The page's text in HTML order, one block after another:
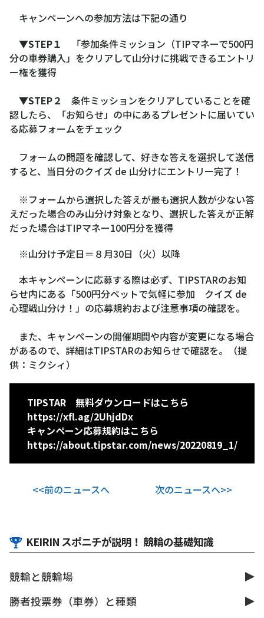
キャンペーンへの参加方法は下記の通り
▼STEP１
「参加条件ミッション（TIPマネーで500円
分の車券購入」をクリアして山分けに挑戦できるエントリ
ー権を獲得
▼STEP２
条件ミッションをクリアしていることを確
認したら、「お知らせ」の中にあるプレゼントに届いてい
る応募フォームをチェック
フォームの問題を確認して、好きな答えを選択して送信
すると、当日分のクイズ de 山分けにエントリー完了！
※フォームから選択した答えが最も選択人数が少ない答
えだった場合のみ山分け対象となり、選択した答えが正解
だった場合はTIPマネー100円分を獲得
※山分け予定日＝８月30日（火）以降
本キャンペーンに応募する際は必ず、TIPSTARのお知
らせ内にある「500円分ベットで気軽に参加 クイズ de
心理戦山分け！」の応募規約および注意事項の確認を。
また、キャンペーンの開催期間や内容が変更になる場合
があるので、詳細はTIPSTARのお知らせで確認を。（提
供：ミクシィ）
TIPSTAR 無料ダウンロードはこちら
https://xfl.ag/2UhjdDx
キャンペーン応募規約はこちら
https://about.tipstar.com/news/20220819_1/
<<前のニュースへ 次のニュースへ>>
KEIRIN スポニチが説明！ 競輪の基礎知識
競輪と競輪場
勝者投票券（車券）と種類